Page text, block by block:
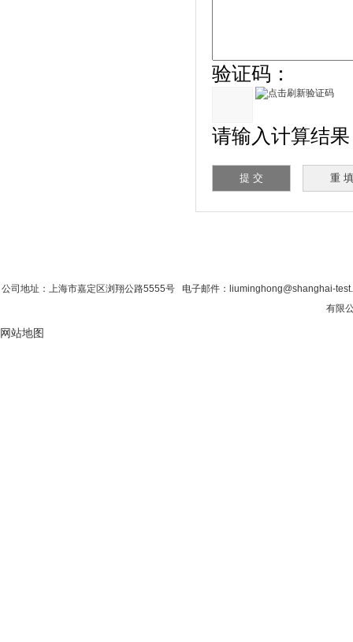
验证码：
请输入计算结果
公司地址：上海市嘉定区浏翔公路5555号 电子邮件：liuminghong@shanghai-
有限
网站地图